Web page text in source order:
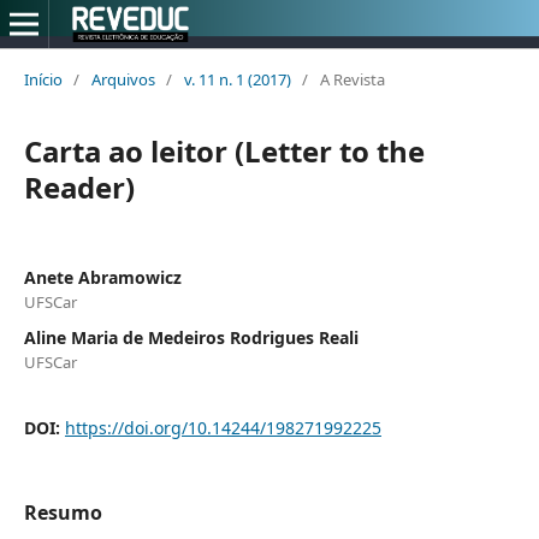
Início / Arquivos / v. 11 n. 1 (2017) / A Revista
Carta ao leitor (Letter to the
Reader)
Anete Abramowicz
UFSCar
Aline Maria de Medeiros Rodrigues Reali
UFSCar
DOI: https://doi.org/10.14244/198271992225
Resumo